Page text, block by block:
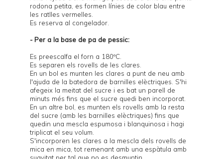
rodona petita, es formen línies de color blau entre
les ratlles vermelles.
Es reserva al congelador.
- Per a la base de pa de pessic:
Es preescalfa el forn a 180ºC.
Es separen els rovells de les clares.
En un bol es munten les clares a punt de neu amb
l'ajuda de la batedora de barnilles elèctriques. S'hi
afegeix la meitat del sucre i es bat un parell de
minuts més fins que el sucre quedi ben incorporat.
En un altre bol, es munten els rovells amb la resta
del sucre (amb les barnilles elèctriques) fins que
quedin una mescla espumosa i blanquinosa i hagi
triplicat el seu volum.
S'incorporen les clares a la mescla dels rovells de
mica en mica, tot remenant amb una espàtula amb
suavitat per tal que no es desmuntin.